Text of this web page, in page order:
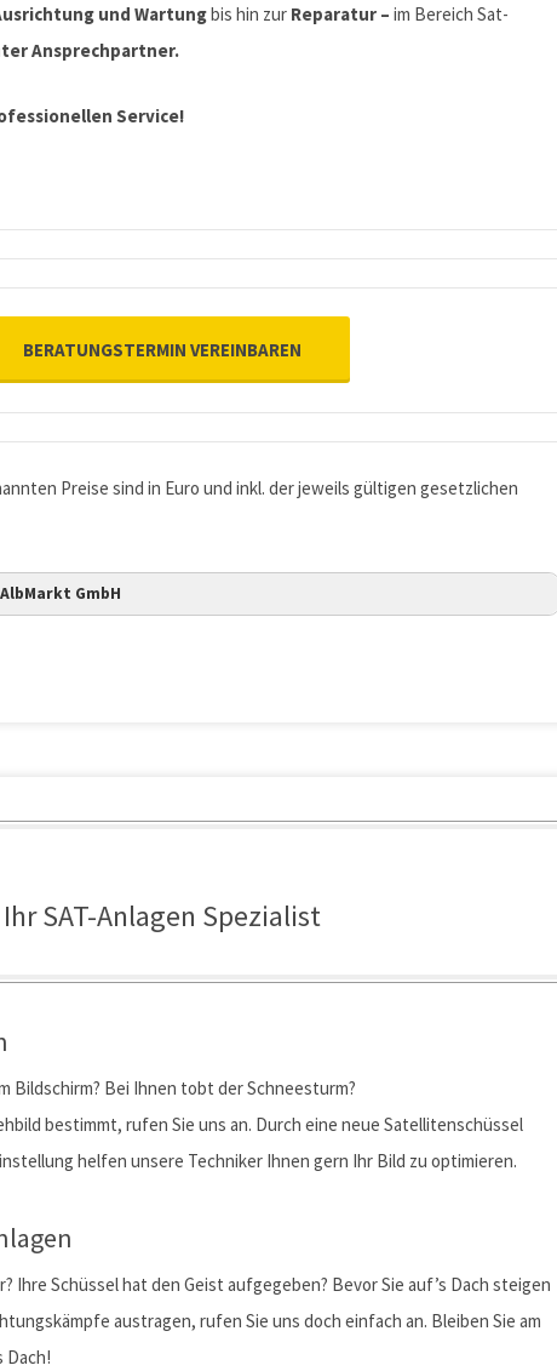
und Wartungbis hin zur Reparatur – im Bereich Sat-
Ansprechpartner.
Service!
BERATUNGSTERMIN VEREINBAREN
Preise sind in Euro und inkl. der jeweils gültigen gesetzlichen
GmbH
HRB 540602
+49 7331 209670
Ihr SAT-Anlagen Spezialist
Bildschirm? Bei Ihnen tobt der Schneesturm?
bestimmt, rufen Sie uns an. Durch eine neue Satellitenschüssel
helfen unsere Techniker Ihnen gern Ihr Bild zu optimieren.
Ihre Schüssel hat den Geist aufgegeben? Bevor Sie auf’s Dach steigen
austragen, rufen Sie uns doch einfach an. Bleiben Sie am
Dach!